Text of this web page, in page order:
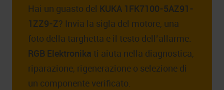
Hai un guasto del KUKA 1FK7100-5AZ91-
1ZZ9-Z? Invia la sigla del motore, una
foto della targhetta e il testo dell’allarme.
RGB Elektronika ti aiuta nella diagnostica,
riparazione, rigenerazione o selezione di
un componente verificato.